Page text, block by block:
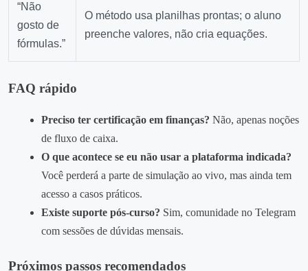
“Não
gosto de
fórmulas.”
O método usa planilhas prontas; o aluno
preenche valores, não cria equações.
FAQ rápido
Preciso ter certificação em finanças? Não, apenas noções
de fluxo de caixa.
O que acontece se eu não usar a plataforma indicada?
Você perderá a parte de simulação ao vivo, mas ainda tem
acesso a casos práticos.
Existe suporte pós‑curso? Sim, comunidade no Telegram
com sessões de dúvidas mensais.
Próximos passos recomendados